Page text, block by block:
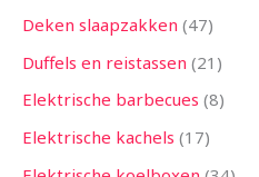
Deken slaapzakken 47
Duffels en reistassen 21
Elektrische barbecues 8
Elektrische kachels 17